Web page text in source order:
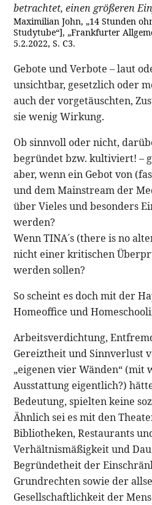
betrachtet, einen größeren
Maximilian John, „14 Stunden
Studytube“], „Frankfurter
5.2.2022, S. C3.
Gebote und Verbote – laut
unsichtbar, gesetzlich oder
auch der vorgetäuschten,
sie wenig Wirkung.
Ob sinnvoll oder nicht,
begründet bzw. kultiviert! –
aber, wenn ein Gebot von
und dem Mainstream der
über Vieles und besonders
werden?
Wenn TINA´s (there is no
nicht einer kritischen
werden sollen?
So scheint es doch mit der
Homeoffice und
Arbeitsverdichtung,
Gereiztheit und Sinnverlust
„eigenen vier Wänden“ (mit
Ausstattung eigentlich?)
Bedeutung, spielten keine
Ähnlich sei es mit den
Bibliotheken, Restaurants
Verhältnismäßigkeit und
Begründetheit der
Grundrechten sowie der
Gesellschaftlichkeit der